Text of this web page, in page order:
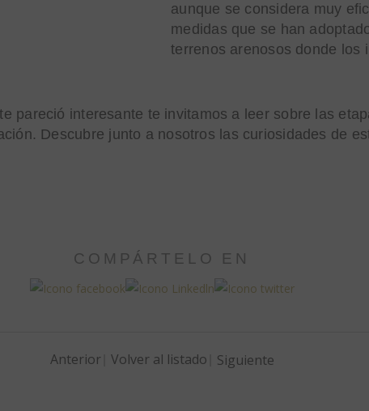
aunque se considera muy
medidas que se han
terrenos arenosos donde los
te pareció interesante te invitamos a leer sobre las
Descubre junto a nosotros las curiosidades de
COMPÁRTELO EN
Anterior Volver al listado Siguiente